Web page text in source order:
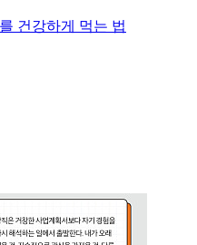
건강하게 먹는 법